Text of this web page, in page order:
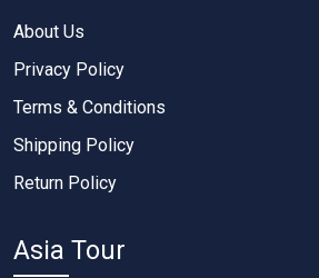
About Us
Privacy Policy
Terms & Conditions
Shipping Policy
Return Policy
Asia Tour